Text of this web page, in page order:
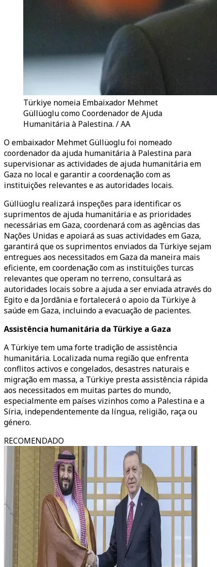
Türkiye nomeia Embaixador Mehmet
Güllüoglu como Coordenador de Ajuda
Humanitária à Palestina. / AA
O embaixador Mehmet Güllüoglu foi nomeado
coordenador da ajuda humanitária à Palestina para
supervisionar as actividades de ajuda humanitária em
Gaza no local e garantir a coordenação com as
instituições relevantes e as autoridades locais.
Güllüoglu realizará inspeções para identificar os
suprimentos de ajuda humanitária e as prioridades
necessárias em Gaza, coordenará com as agências das
Nações Unidas e apoiará as suas actividades em Gaza,
garantirá que os suprimentos enviados da Türkiye sejam
entregues aos necessitados em Gaza da maneira mais
eficiente, em coordenação com as instituições turcas
relevantes que operam no terreno, consultará as
autoridades locais sobre a ajuda a ser enviada através do
Egito e da Jordânia e fortalecerá o apoio da Türkiye à
saúde em Gaza, incluindo a evacuação de pacientes.
Assistência humanitária da Türkiye a Gaza
A Türkiye tem uma forte tradição de assistência
humanitária. Localizada numa região que enfrenta
conflitos activos e congelados, desastres naturais e
migração em massa, a Türkiye presta assistência rápida
aos necessitados em muitas partes do mundo,
especialmente em países vizinhos como a Palestina e a
Síria, independentemente da língua, religião, raça ou
género.
RECOMENDADO